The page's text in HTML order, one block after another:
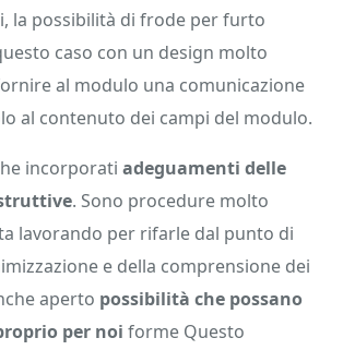
la possibilità di frode per furto
caso con un design molto
al modulo una comunicazione
al contenuto dei campi del modulo.
incorporati adeguamenti delle
. Sono procedure molto
lavorando per rifarle dal punto di
e della comprensione dei
aperto possibilità che possano
per noi forme Questo